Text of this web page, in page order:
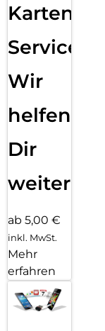
Karten
Service:
Wir
helfen
Dir
weiter
ab 5,00 €
inkl. MwSt.
Mehr
erfahren